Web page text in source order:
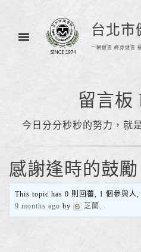
台北市
一朝健言 終身健言
留言板
今日分分秒秒的努力，就
感謝逢時的鼓勵
This topic has 0 則回覆, 1 個參與人,
9 months ago by 芝蘭 .